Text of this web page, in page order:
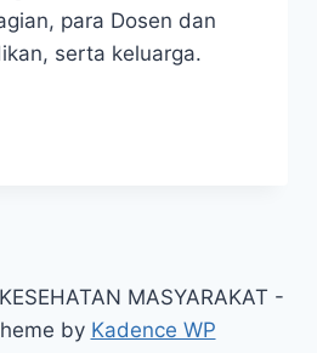
para Dosen dan
serta keluarga.
MASYARAKAT -
by Kadence WP